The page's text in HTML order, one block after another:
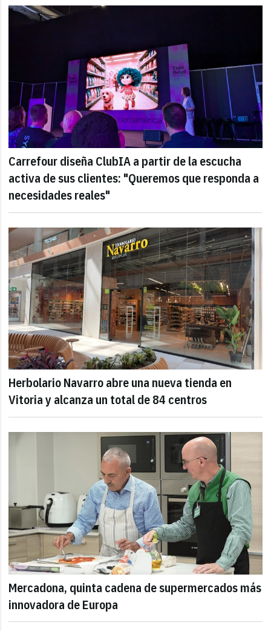
Carrefour diseña ClubIA a partir de la escucha
activa de sus clientes: "Queremos que responda a
necesidades reales"
Herbolario Navarro abre una nueva tienda en
Vitoria y alcanza un total de 84 centros
Mercadona, quinta cadena de supermercados más
innovadora de Europa